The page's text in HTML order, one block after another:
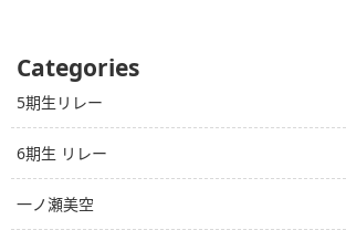
Categories
5期生リレー
6期生 リレー
一ノ瀬美空